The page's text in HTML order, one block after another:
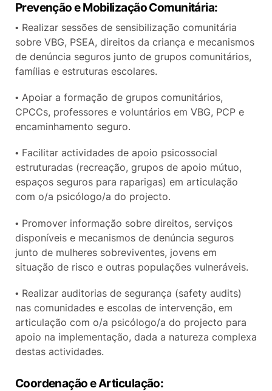
Prevenção e Mobilização Comunitária:
• Realizar sessões de sensibilização comunitária
sobre VBG, PSEA, direitos da criança e mecanismos
de denúncia seguros junto de grupos comunitários,
famílias e estruturas escolares.
• Apoiar a formação de grupos comunitários,
CPCCs, professores e voluntários em VBG, PCP e
encaminhamento seguro.
• Facilitar actividades de apoio psicossocial
estruturadas (recreação, grupos de apoio mútuo,
espaços seguros para raparigas) em articulação
com o/a psicólogo/a do projecto.
• Promover informação sobre direitos, serviços
disponíveis e mecanismos de denúncia seguros
junto de mulheres sobreviventes, jovens em
situação de risco e outras populações vulneráveis.
• Realizar auditorias de segurança (safety audits)
nas comunidades e escolas de intervenção, em
articulação com o/a psicólogo/a do projecto para
apoio na implementação, dada a natureza complexa
destas actividades.
Coordenação e Articulação: